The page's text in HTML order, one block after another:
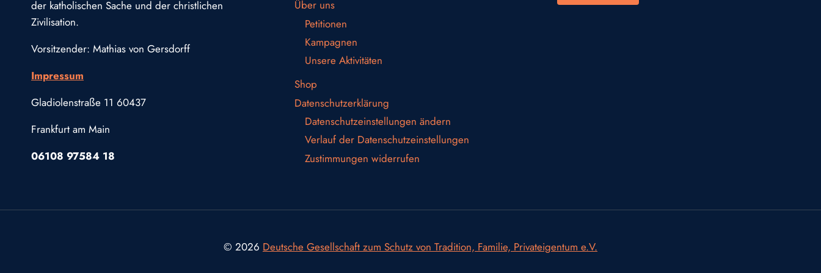
der katholischen Sache und der christlichen
Zivilisation.
Vorsitzender: Mathias von Gersdorff
Impressum
Gladiolenstraße 11 60437
Frankfurt am Main
06108 97584 18
Über uns
Petitionen
Kampagnen
Unsere Aktivitäten
Shop
Datenschutzerklärung
Datenschutzeinstellungen ändern
Verlauf der Datenschutzeinstellungen
Zustimmungen widerrufen
© 2026 Deutsche Gesellschaft zum Schutz von Tradition, Familie, Privateigentum e.V.